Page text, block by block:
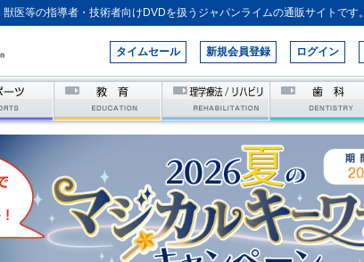
医等の指導者・技術者向けDVDを扱うジャパンライムの通販サイトです。
タイムセール 新規会員登録 ログイン